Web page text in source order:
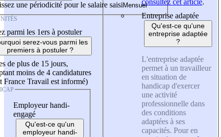
une périodicité pour le salaire saisi
parmi les 1ers à postuler
serez-vous parmi les
premiers à postuler ?
de plus de 15 jours,
moins de 4 candidatures
France Travail est informé)
Employeur handi-
engagé
Qu'est-ce qu'un
employeur handi-
Entreprise adaptée
Qu'est-ce qu'une
entreprise adaptée
?
L'entreprise adaptée
permet à un travailleur
en situation de
handicap d'exercer
une activité
professionnelle dans
des conditions
adaptées à ses
capacités. Pour en